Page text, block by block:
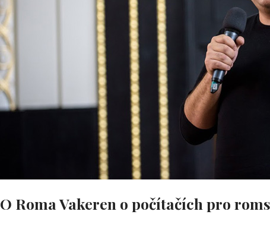
O Roma Vakeren o počítačích pro